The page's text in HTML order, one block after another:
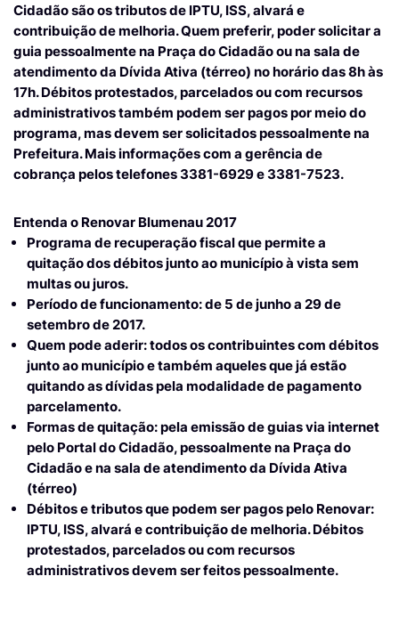
Cidadão são os tributos de IPTU, ISS, alvará e
contribuição de melhoria. Quem preferir, poder solicitar a
guia pessoalmente na Praça do Cidadão ou na sala de
atendimento da Dívida Ativa (térreo) no horário das 8h às
17h. Débitos protestados, parcelados ou com recursos
administrativos também podem ser pagos por meio do
programa, mas devem ser solicitados pessoalmente na
Prefeitura. Mais informações com a gerência de
cobrança pelos telefones 3381-6929 e 3381-7523.
Entenda o Renovar Blumenau 2017
Programa de recuperação fiscal que permite a
quitação dos débitos junto ao município à vista sem
multas ou juros.
Período de funcionamento: de 5 de junho a 29 de
setembro de 2017.
Quem pode aderir: todos os contribuintes com débitos
junto ao município e também aqueles que já estão
quitando as dívidas pela modalidade de pagamento
parcelamento.
Formas de quitação: pela emissão de guias via internet
pelo Portal do Cidadão, pessoalmente na Praça do
Cidadão e na sala de atendimento da Dívida Ativa
(térreo)
Débitos e tributos que podem ser pagos pelo Renovar:
IPTU, ISS, alvará e contribuição de melhoria. Débitos
protestados, parcelados ou com recursos
administrativos devem ser feitos pessoalmente.